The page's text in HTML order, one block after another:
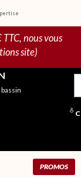
nous vous
site)
PROMOS